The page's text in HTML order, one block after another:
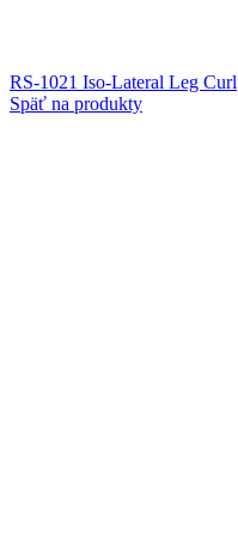
RS-1021 Iso-Lateral Leg Curl
Späť na produkty